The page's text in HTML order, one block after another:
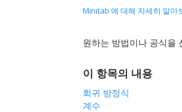
Minitab 에 대해 자세히 알아
원하는 방법이나 공식을
이 항목의 내용
회귀 방정식
계수